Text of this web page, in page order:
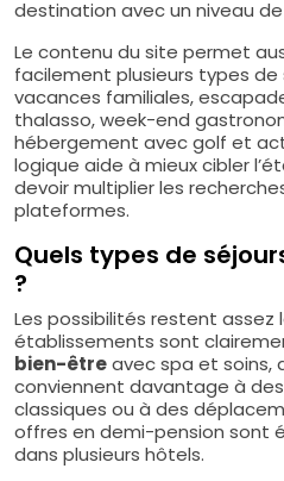
destination avec un niveau
Le contenu du site permet
facilement plusieurs types de
vacances familiales,
thalasso, week-end
hébergement avec golf et
logique aide à mieux cibler
devoir multiplier les
plateformes.
Quels types de
?
Les possibilités restent assez
établissements sont
bien-êtreavec spa et soins,
conviennent davantage à
classiques ou à des
offres en demi-pension sont
dans plusieurs hôtels.